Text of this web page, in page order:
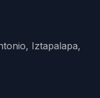
Iztapalapa,